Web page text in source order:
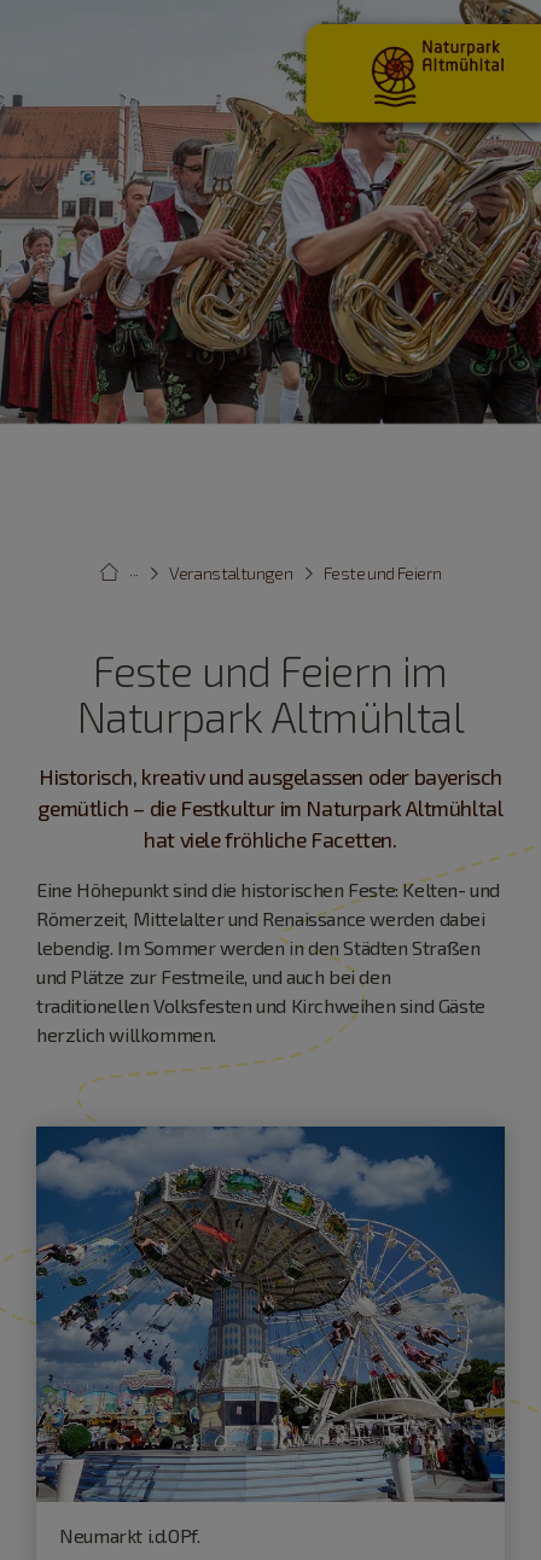
Feste und Feiern
Veranstaltungen
···
Feste und Feiern im
Naturpark Altmühltal
Historisch, kreativ und ausgelassen oder bayerisch
gemütlich – die Festkultur im Naturpark Altmühltal
hat viele fröhliche Facetten.
Eine Höhepunkt sind die historischen Feste: Kelten- und
Römerzeit, Mittelalter und Renaissance werden dabei
lebendig. Im Sommer werden in den Städten Straßen
und Plätze zur Festmeile, und auch bei den
traditionellen Volksfesten und Kirchweihen sind Gäste
herzlich willkommen.
Neumarkt i.d.OPf.